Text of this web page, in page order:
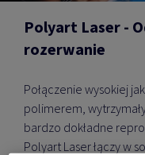
Polyart Laser -
rozerwanie
Połączenie wysokiej
polimerem,
bardzo dokładne
Polyart Laser łączy w